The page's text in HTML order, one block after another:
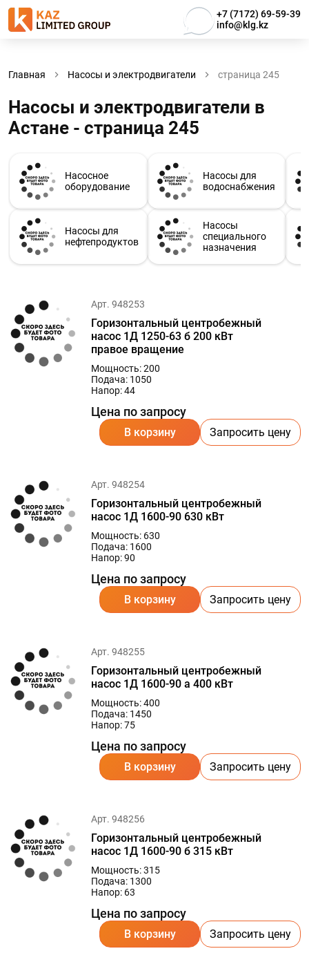
+7 (7172) 69-59-39
info@klg.kz
Главная Насосы и электродвигатели страница 245
Насосы и электродвигатели в
Астанe - страница 245
Насосное
оборудование
Насосы для
нефтепродуктов
Насосы для
водоснабжения
Насосы
специального
назначения
Арт. 948253
Горизонтальный центробежный
насос 1Д 1250-63 б 200 кВт
правое вращение
Мощность: 200
Подача: 1050
Напор: 44
Цена по запросу
В корзину Запросить цену
Арт. 948254
Горизонтальный центробежный
насос 1Д 1600-90 630 кВт
Мощность: 630
Подача: 1600
Напор: 90
Цена по запросу
В корзину Запросить цену
Арт. 948255
Горизонтальный центробежный
насос 1Д 1600-90 а 400 кВт
Мощность: 400
Подача: 1450
Напор: 75
Цена по запросу
В корзину Запросить цену
Арт. 948256
Горизонтальный центробежный
насос 1Д 1600-90 б 315 кВт
Мощность: 315
Подача: 1300
Напор: 63
Цена по запросу
В корзину Запросить цену